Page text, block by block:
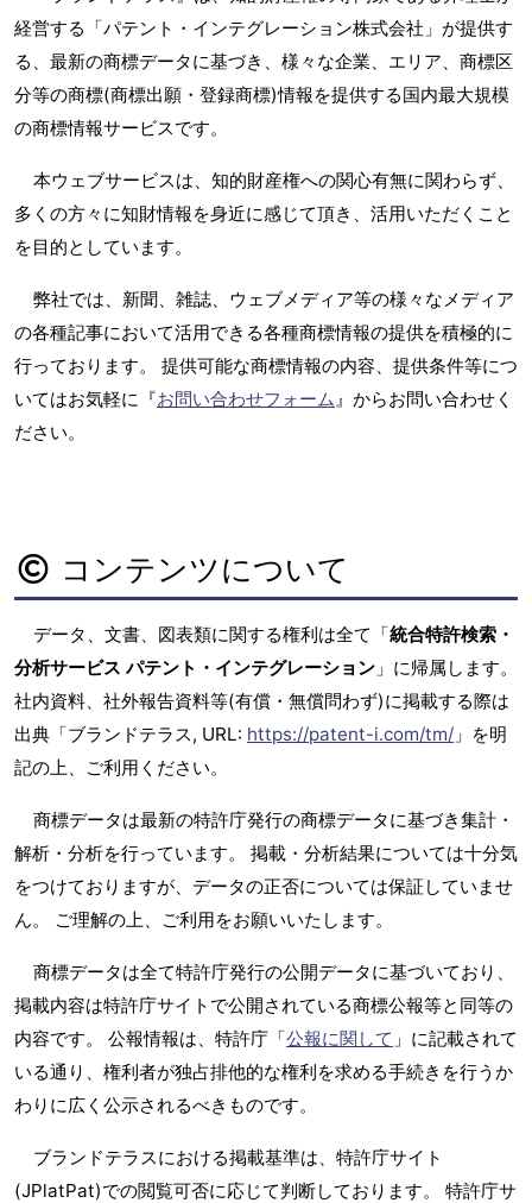
経営する「パテント・インテグレーション株式会社」が提供す
る、最新の商標データに基づき、様々な企業、エリア、商標区
分等の商標(商標出願・登録商標)情報を提供する国内最大規模
の商標情報サービスです。
本ウェブサービスは、知的財産権への関心有無に関わらず、
多くの方々に知財情報を身近に感じて頂き、活用いただくこと
を目的としています。
弊社では、新聞、雑誌、ウェブメディア等の様々なメディア
の各種記事において活用できる各種商標情報の提供を積極的に
行っております。 提供可能な商標情報の内容、提供条件等につ
いてはお気軽に『お問い合わせフォーム』からお問い合わせく
ださい。
コンテンツについて
データ、文書、図表類に関する権利は全て「統合特許検索・
分析サービス パテント・インテグレーション 」に帰属します。
社内資料、社外報告資料等(有償・無償問わず)に掲載する際は
出典「ブランドテラス, URL: https://patent-i.com/tm/ 」を明
記の上、ご利用ください。
商標データは最新の特許庁発行の商標データに基づき集計・
解析・分析を行っています。 掲載・分析結果については十分気
をつけておりますが、データの正否については保証していませ
ん。 ご理解の上、ご利用をお願いいたします。
商標データは全て特許庁発行の公開データに基づいており、
掲載内容は特許庁サイトで公開されている商標公報等と同等の
内容です。 公報情報は、特許庁「公報に関して 」に記載されて
いる通り、権利者が独占排他的な権利を求める手続きを行うか
わりに広く公示されるべきものです。
ブランドテラスにおける掲載基準は、特許庁サイト
(JPlatPat)での閲覧可否に応じて判断しております。 特許庁サ